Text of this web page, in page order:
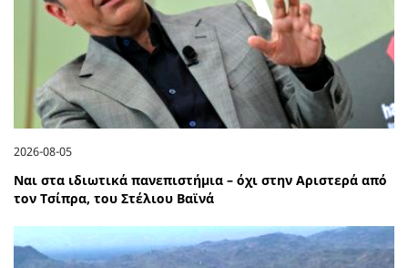
2026-08-05
Ναι στα ιδιωτικά πανεπιστήμια – όχι στην Αριστερά από
τον Τσίπρα, του Στέλιου Βαϊνά